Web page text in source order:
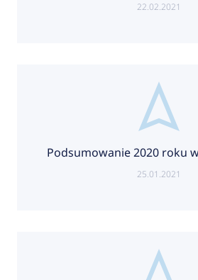
22.02.2021
Podsumowanie 2020 roku
25.01.2021